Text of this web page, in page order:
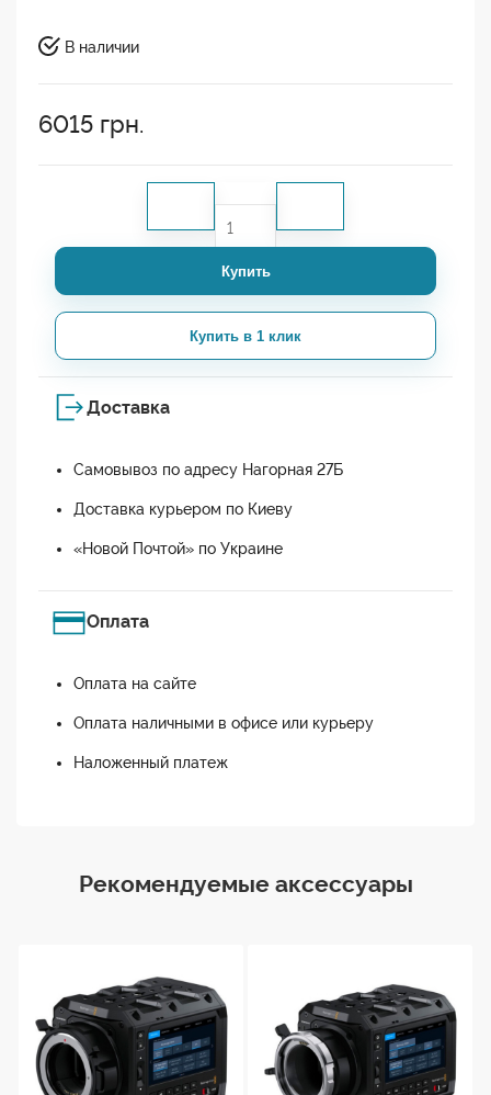
В наличии
6015 грн.
Купить
Купить в 1 клик
Доставка
Самовывоз по адресу Нагорная 27Б
Доставка курьером по Киеву
«Новой Почтой» по Украине
Оплата
Оплата на сайте
Оплата наличными в офисе или курьеру
Наложенный платеж
Рекомендуемые аксессуары